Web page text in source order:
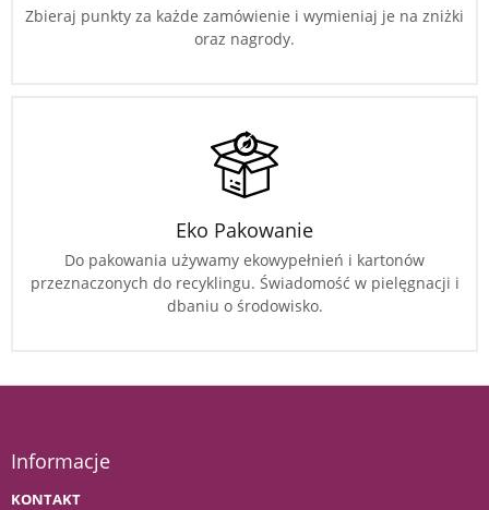
Zbieraj punkty za każde zamówienie i wymieniaj je na zniżki
oraz nagrody.
Eko Pakowanie
Do pakowania używamy ekowypełnień i kartonów
przeznaczonych do recyklingu. Świadomość w pielęgnacji i
dbaniu o środowisko.
Informacje
KONTAKT